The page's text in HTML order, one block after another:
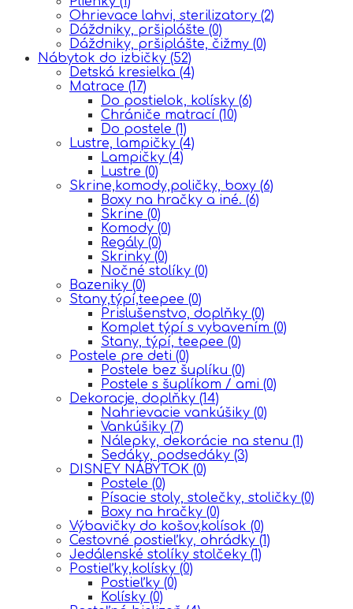
Ohrievace lahvi, sterilizatory (2)
Dáždniky, pršiplášte (0)
Dáždniky, pršiplášte, čižmy (0)
Nábytok do izbičky (52)
Detská kresielka (4)
Matrace (17)
Do postielok, kolísky (6)
Chrániče matrací (10)
Do postele (1)
Lustre, lampičky (4)
Lampičky (4)
Lustre (0)
Skrine,komody,poličky, boxy (6)
Boxy na hračky a iné. (6)
Skrine (0)
Komody (0)
Regály (0)
Skrinky (0)
Nočné stolíky (0)
Bazeniky (0)
Stany,týpí,teepee (0)
Prislušenstvo, doplňky (0)
Komplet týpí s vybavením (0)
Stany, týpí, teepee (0)
Postele pre deti (0)
Postele bez šuplíku (0)
Postele s šuplíkom / ami (0)
Dekoracje, doplňky (14)
Nahrievacie vankúšiky (0)
Vankúšiky (7)
Nálepky, dekorácie na stenu (1)
Sedáky, podsedáky (3)
DISNEY NÁBYTOK (0)
Postele (0)
Písacie stoly, stolečky, stoličky (0)
Boxy na hračky (0)
Výbavičky do košov,kolísok (0)
Cestovné postieľky, ohrádky (1)
Jedálenské stolíky stolčeky (1)
Postieľky,kolísky (0)
Postieľky (0)
Kolísky (0)